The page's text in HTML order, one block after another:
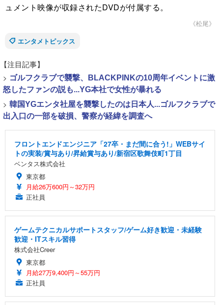
ュメント映像が収録されたDVDが付属する。
《松尾》
エンタメトピックス
【注目記事】
> ゴルフクラブで襲撃、BLACKPINKの10周年イベントに激
怒したファンの説も...YG本社で女性が暴れる
> 韓国YGエンタ社屋を襲撃したのは日本人...ゴルフクラブで
出入口の一部を破損、警察が経緯を調査へ
フロントエンドエンジニア「27卒・まだ間に合う!」WEBサイ
トの実装/賞与あり/昇給賞与あり/新宿区歌舞伎町1丁目
ベンタス株式会社
東京都
月給26万600円～32万円
正社員
ゲームテクニカルサポートスタッフ/ゲーム好き歓迎・未経験
歓迎・ITスキル習得
株式会社Creer
東京都
月給27万9,400円～55万円
正社員